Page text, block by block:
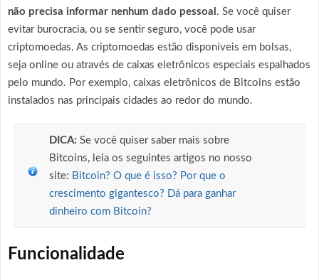
não precisa informar nenhum dado pessoal . Se você quiser
evitar burocracia, ou se sentir seguro, você pode usar
criptomoedas. As criptomoedas estão disponíveis em bolsas,
seja online ou através de caixas eletrônicos especiais espalhados
pelo mundo. Por exemplo, caixas eletrônicos de Bitcoins estão
instalados nas principais cidades ao redor do mundo.
DICA: Se você quiser saber mais sobre
Bitcoins, leia os seguintes artigos no nosso
site: Bitcoin? O que é isso? Por que o
crescimento gigantesco? Dá para ganhar
dinheiro com Bitcoin?
Funcionalidade